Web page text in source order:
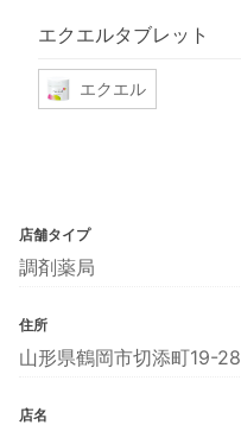
エクエルタブレット
エクエル
店舗タイプ
調剤薬局
住所
山形県鶴岡市切添町19-28
店名